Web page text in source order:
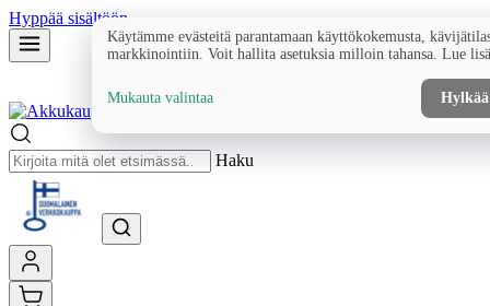
Hyppää sisältöön
Haku
Käytämme evästeitä parantamaan käyttökokemusta,
markkinointiin. Voit hallita asetuksia milloin tahansa. Lue
Mukauta valintaa Hylkää